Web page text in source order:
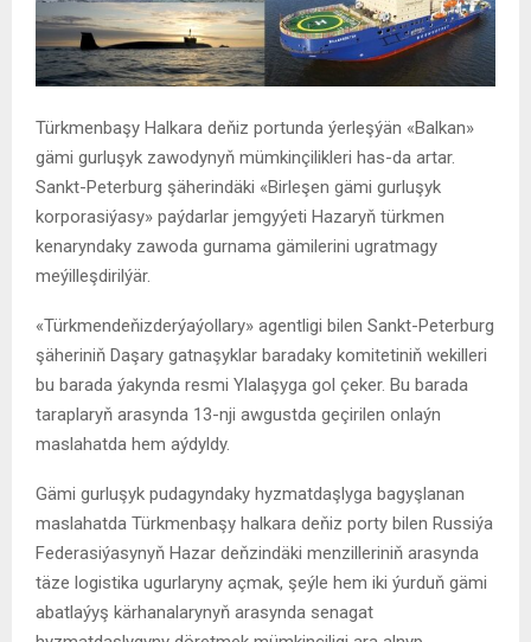
Türkmenbaşy Halkara deňiz portunda ýerleşýän «Balkan»
gämi gurluşyk zawodynyň mümkinçilikleri has-da artar.
Sankt-Peterburg şäherindäki «Birleşen gämi gurluşyk
korporasiýasy» paýdarlar jemgyýeti Hazaryň türkmen
kenaryndaky zawoda gurnama gämilerini ugratmagy
meýilleşdirilýär.
«Türkmendeňizderýaýollary» agentligi bilen Sankt-Peterburg
şäheriniň Daşary gatnaşyklar baradaky komitetiniň wekilleri
bu barada ýakynda resmi Ylalaşyga gol çeker. Bu barada
taraplaryň arasynda 13-nji awgustda geçirilen onlaýn
maslahatda hem aýdyldy.
Gämi gurluşyk pudagyndaky hyzmatdaşlyga bagyşlanan
maslahatda Türkmenbaşy halkara deňiz porty bilen Russiýa
Federasiýasynyň Hazar deňzindäki menzilleriniň arasynda
täze logistika ugurlaryny açmak, şeýle hem iki ýurduň gämi
abatlaýyş kärhanalarynyň arasynda senagat